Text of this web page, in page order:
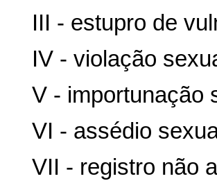
III - estupro de
IV - violação
V - importunação
VI - assédio
VII - registro não